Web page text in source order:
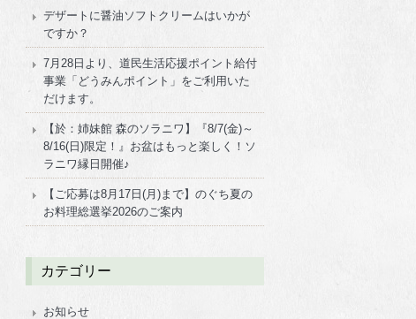
デザートに醤油ソフトクリームはいかが
ですか？
7月28日より、道民生活応援ポイント給付
事業「どうみんポイント」をご利用いた
だけます。
【於：姉妹館 森のソラニワ】『8/7(金)～
8/16(日)限定！』お盆はもっと楽しく！ソ
ラニワ縁日開催♪
【ご応募は8月17日(月)まで】のぐち夏の
お料理総選挙2026のご案内
カテゴリー
お知らせ